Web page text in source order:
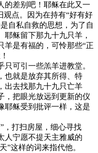
的差别吧！耶稣在此又一
观点。因为在持有“好有好
自私自救的思想，为了自
稣留下那九十九只羊，
羊是有福的，可怜那些“正
可引一些羔羊进教堂。
也就是放弃其所得、特
出去找那九十九只亡羊
，把眼光放远到更新的仪
耶稣受到批评一样，这是
，打扫房屋，细心寻找
人宁愿不提天主雅威的
”这样的词来指代他。